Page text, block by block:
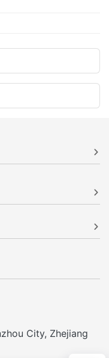
City, Zhejiang